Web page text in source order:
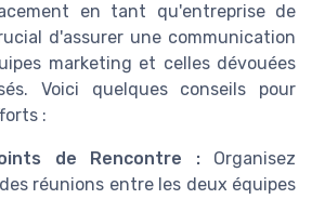
en tant qu'entreprise de
d'assurer une communication
marketing et celles dévouées
Voici quelques conseils pour
:
de Rencontre :Organisez
réunions entre les deux équipes